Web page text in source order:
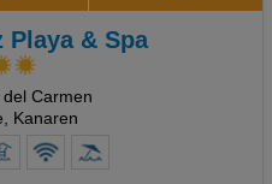
Playa & Spa
del Carmen
Kanaren